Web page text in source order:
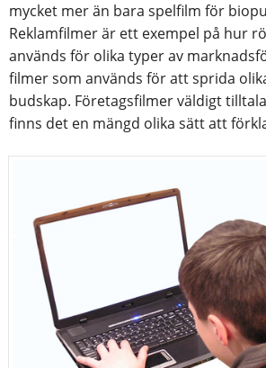
mycket mer än bara spelfilm för
Reklamfilmer är ett exempel på hur
används för olika typer av
filmer som används för att sprida
budskap. Företagsfilmer väldigt
finns det en mängd olika sätt att